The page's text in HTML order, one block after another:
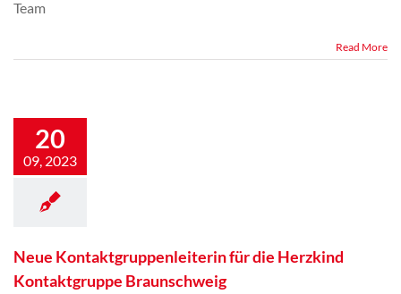
Team
Read More
20
09, 2023
Neue Kontaktgruppenleiterin für die Herzkind
Kontaktgruppe Braunschweig